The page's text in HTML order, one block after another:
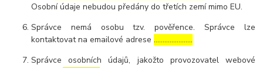
Osobní údaje nebudou předány do třetích zemí mimo EU.
Správce nemá osobu tzv. pověřence. Správce lze
kontaktovat na emailové adrese………………….
Správce osobních údajů, jakožto provozovatel webové